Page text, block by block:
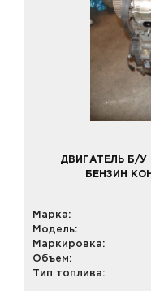
ДВИГАТЕЛЬ Б/У
БЕНЗИН
Марка:
Модель:
Маркировка:
Объем:
Тип топлива: